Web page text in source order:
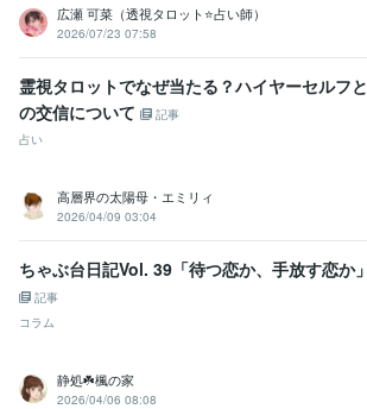
広瀬 可菜（透視タロット⭐占い師）
2026/07/23 07:58
霊視タロットでなぜ当たる？ハイヤーセルフと
の交信について
記事
占い
高層界の太陽母・エミリィ
2026/04/09 03:04
ちゃぶ台日記Vol. 39「待つ恋か、手放す恋か」
記事
コラム
静処☘️楓の家
2026/04/06 08:08